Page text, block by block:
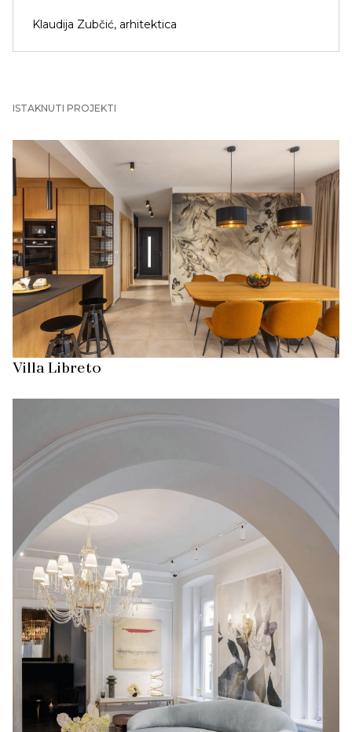
Klaudija Zubčić, arhitektica
ISTAKNUTI PROJEKTI
Villa Libreto